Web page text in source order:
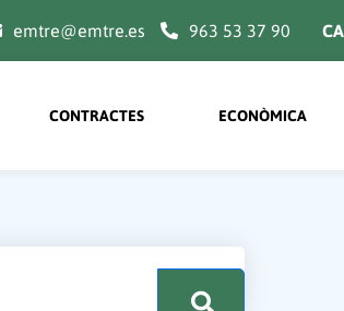
emtre@emtre.es 963 53 37 90
CONTRACTES ECONÒMICA